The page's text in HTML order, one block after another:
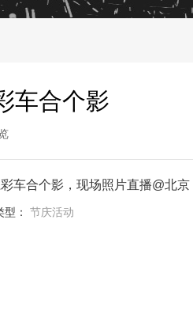
车合个影
车合个影，现场照片直播@北京
型： 节庆活动